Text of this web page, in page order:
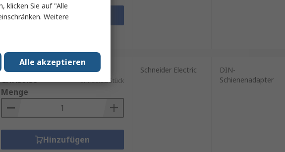
Hinzufügen
Zwischensumme (1 Stück)
CHF.39.86 CHF.39.86/Stück
Menge
Hinzufügen
Schneider Electric
DIN-
Schienenadapter
klicken Sie auf "Alle
Weitere
Alle akzeptieren